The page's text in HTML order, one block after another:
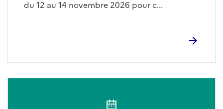
du 12 au 14 novembre 2026 pour c...